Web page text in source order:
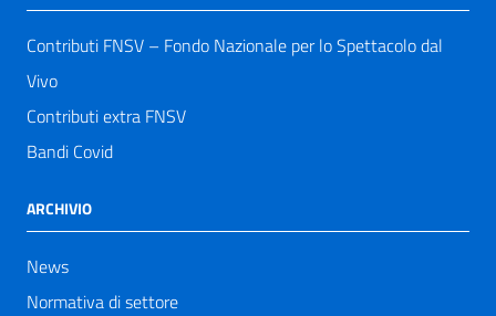
Contributi FNSV – Fondo Nazionale per lo Spettacolo dal
Vivo
Contributi extra FNSV
Bandi Covid
ARCHIVIO
News
Normativa di settore